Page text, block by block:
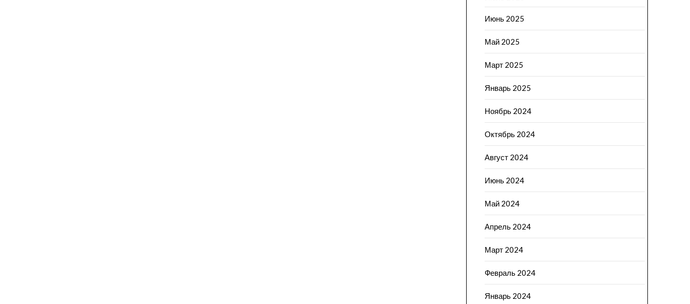
Июнь 2025
Май 2025
Март 2025
Январь 2025
Ноябрь 2024
Октябрь 2024
Август 2024
Июнь 2024
Май 2024
Апрель 2024
Март 2024
Февраль 2024
Январь 2024